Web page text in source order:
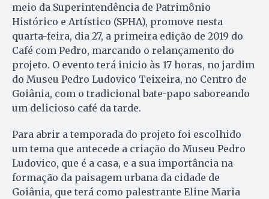
meio da Superintendência de Patrimônio
Histórico e Artístico (SPHA), promove nesta
quarta-feira, dia 27, a primeira edição de 2019 do
Café com Pedro, marcando o relançamento do
projeto. O evento terá inicio às 17 horas, no jardim
do Museu Pedro Ludovico Teixeira, no Centro de
Goiânia, com o tradicional bate-papo saboreando
um delicioso café da tarde.
Para abrir a temporada do projeto foi escolhido
um tema que antecede a criação do Museu Pedro
Ludovico, que é a casa, e a sua importância na
formação da paisagem urbana da cidade de
Goiânia, que terá como palestrante Eline Maria